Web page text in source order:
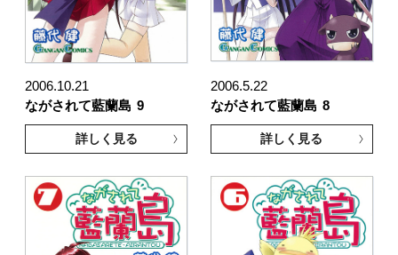
2006.10.21
ながされて藍蘭島 9
詳しく見る
2006.5.22
ながされて藍蘭島 8
詳しく見る